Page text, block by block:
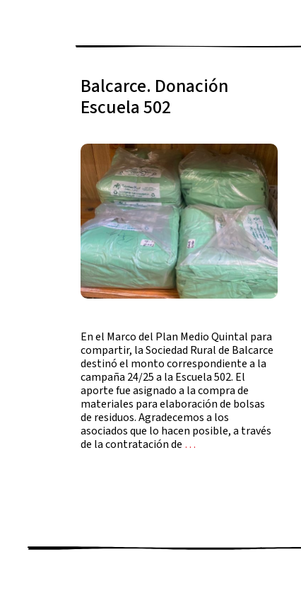
Balcarce. Donación
Escuela 502
En el Marco del Plan Medio Quintal para
compartir, la Sociedad Rural de Balcarce
destinó el monto correspondiente a la
campaña 24/25 a la Escuela 502. El
aporte fue asignado a la compra de
materiales para elaboración de bolsas
de residuos. Agradecemos a los
asociados que lo hacen posible, a través
de la contratación de …